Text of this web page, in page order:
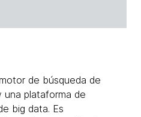
de búsqueda de
plataforma de
big data. Es